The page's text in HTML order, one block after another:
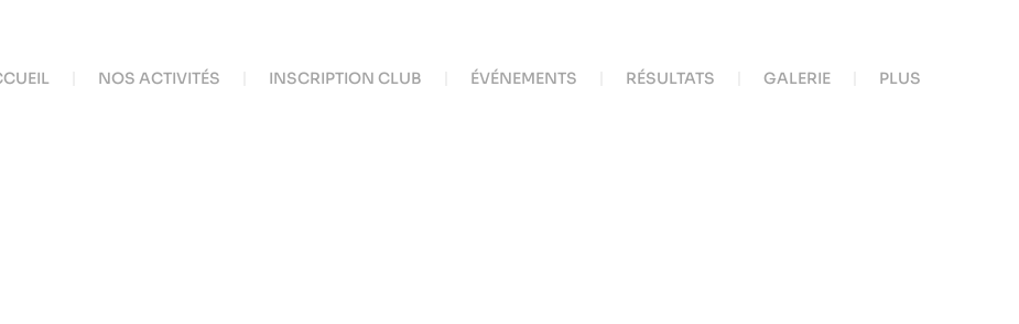
NOS ACTIVITÉS INSCRIPTION CLUB ÉVÉNEMENTS RÉSULTATS GALERIE PLUS